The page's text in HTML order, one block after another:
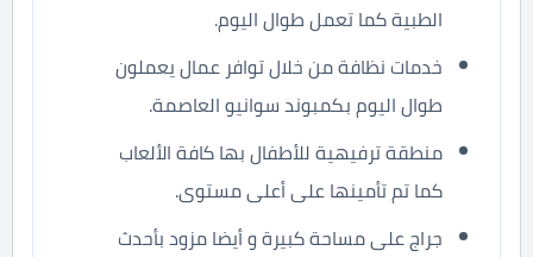
الطبية كما تعمل طوال اليوم.
خدمات نظافة من خلال توافر عمال يعملون
طوال اليوم بكمبوند سوانيو العاصمة.
منطقة ترفيهية للأطفال بها كافة الألعاب
كما تم تأمينها على أعلى مستوى.
جراج على مساحة كبيرة و أيضا مزود بأحدث